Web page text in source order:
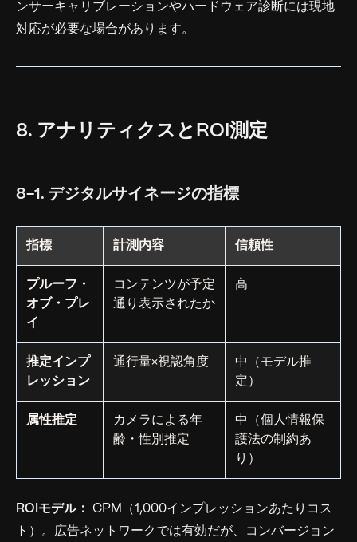
ンサーキャリブレーションやハードウェア診断には現地
対応が必要な場合があります。
8. アナリティクスとROI測定
8-1. デジタルサイネージの指標
指標 計測内容 信頼性
プルーフ・
オブ・プレ
イ
コンテンツが予定
通り表示されたか
高
推定インプ
レッション
通行量×視認角度
中（モデル推
定）
属性推定
カメラによる年
齢・性別推定
中（個人情報保
護法の制約あ
り）
ROIモデル：
CPM（1,000インプレッションあたりコス
ト）。広告ネットワークでは有効だが、コンバージョン